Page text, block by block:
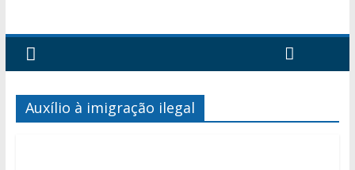
Auxílio à imigração ilegal